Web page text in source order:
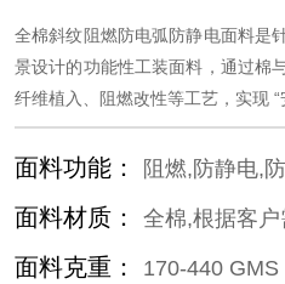
全棉斜纹阻燃防电弧防静电面料是
景设计的功能性工装面料，通过棉
纤维植入、阻燃改性等工艺，实现 “
面料功能： 阻燃,防静电,
面料材质： 全棉,根据客户
面料克重： 170-440 GMS